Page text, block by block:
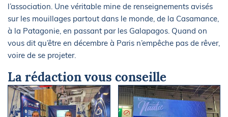
l’association. Une véritable mine de renseignements avisés
sur les mouillages partout dans le monde, de la Casamance,
à la Patagonie, en passant par les Galapagos. Quand on
vous dit qu’être en décembre à Paris n’empêche pas de rêver,
voire de se projeter.
La rédaction vous conseille